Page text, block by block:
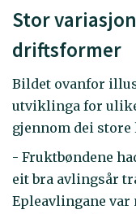
Stor
driftsformer
Bildet ovanfor
utviklinga for
gjennom dei store
- Fruktbøndene
eit bra avlingsår
Epleavlingane var